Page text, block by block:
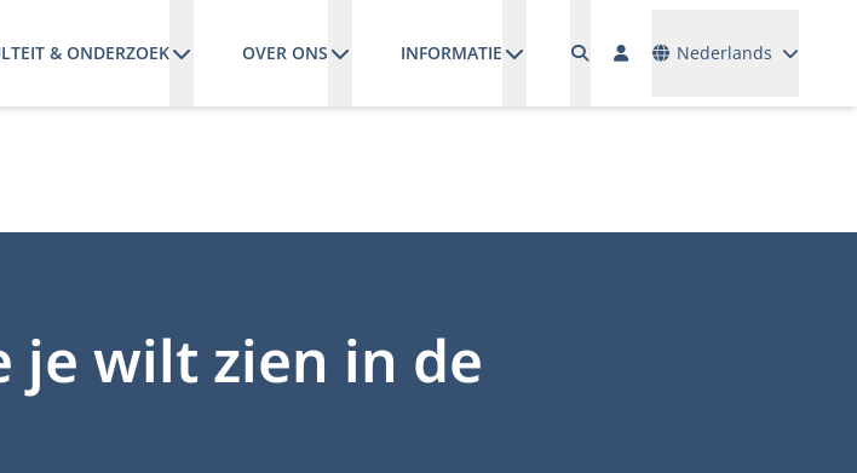
& ONDERZOEK OVER ONS INFORMATIE Nederlands
je wilt zien in de